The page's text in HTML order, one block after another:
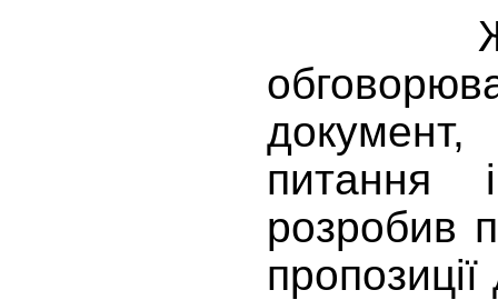
питання
розробив